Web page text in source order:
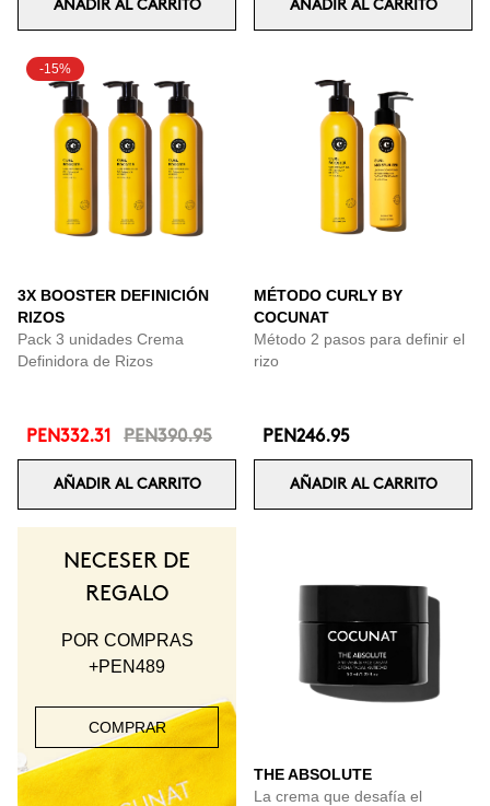
AÑADIR AL CARRITO AÑADIR AL CARRITO
-15%
3X BOOSTER DEFINICIÓN
RIZOS
Pack 3 unidades Crema
Definidora de Rizos
PEN332.31 PEN390.95
AÑADIR AL CARRITO
MÉTODO CURLY BY
COCUNAT
Método 2 pasos para definir el
rizo
PEN246.95
AÑADIR AL CARRITO
NECESER DE
REGALO
POR COMPRAS
+PEN489
COMPRAR
THE ABSOLUTE
La crema que desafía el